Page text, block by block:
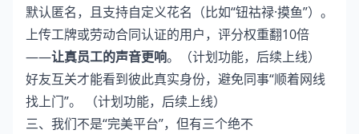
默认匿名，且支持自定义花名（比如“钮祜禄·摸鱼”）。
上传工牌或劳动合同认证的用户，评分权重翻10倍
——让真员工的声音更响。（计划功能，后续上线）
好友互关才能看到彼此真实身份，避免同事“顺着网线
找上门”。 （计划功能，后续上线）
三、我们不是“完美平台”，但有三个绝不